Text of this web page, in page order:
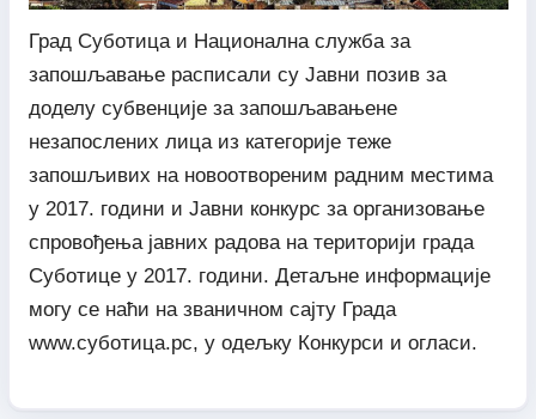
Град Суботица и Национална служба за
запошљавање расписали су Јавни позив за
доделу субвенције за запошљавањене
незапослених лица из категорије теже
запошљивих на новоотвореним радним местима
у 2017. години и Јавни конкурс за организовање
спровођења јавних радова на територији града
Суботице у 2017. години. Детаљне информације
могу се наћи на званичном сајту Града
www.суботица.рс, у одељку Конкурси и огласи.